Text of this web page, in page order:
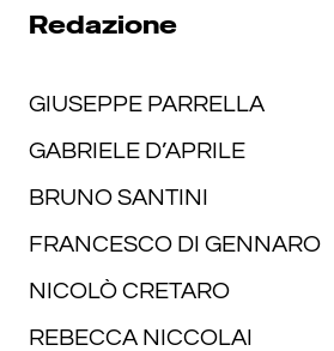
Redazione
GIUSEPPE PARRELLA
GABRIELE D’APRILE
BRUNO SANTINI
FRANCESCO DI GENNARO
NICOLÒ CRETARO
REBECCA NICCOLAI